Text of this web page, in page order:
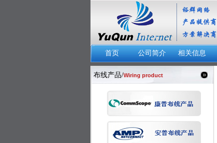
首页 公司简介 相关信息
布线产品/Wiring product